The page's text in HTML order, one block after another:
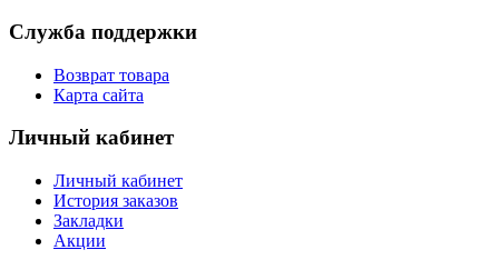
Служба поддержки
Возврат товара
Карта сайта
Личный кабинет
Личный кабинет
История заказов
Закладки
Акции